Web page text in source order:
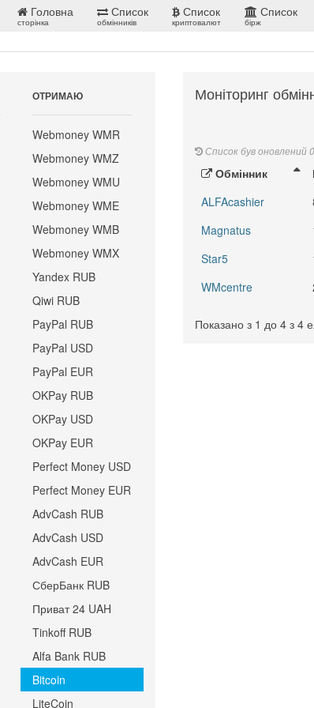
Головна
сторінка
Список
обмінників
Список
криптовалют
Список
бірж
ОТРИМАЮ
Webmoney WMR
Webmoney WMZ
Webmoney WMU
Webmoney WME
Webmoney WMB
Webmoney WMX
Yandex RUB
Qiwi RUB
PayPal RUB
PayPal USD
PayPal EUR
OKPay RUB
OKPay USD
OKPay EUR
Perfect Money USD
Perfect Money EUR
AdvCash RUB
AdvCash USD
AdvCash EUR
СберБанк RUB
Приват 24 UAH
Tinkoff RUB
Alfa Bank RUB
Bitcoin
LiteCoin
Моніторинг
Список був оновлений
Обмінник
ALFAcashier
Magnatus
Star5
WMcentre
Показано з 1 до 4 з 4